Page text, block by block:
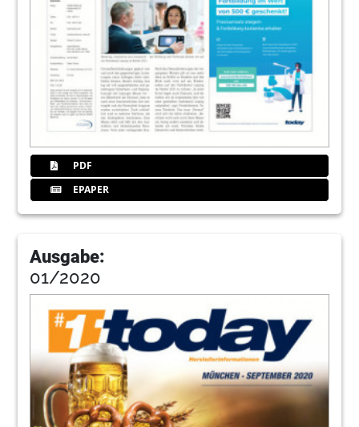
PDF
EPAPER
Ausgabe:
01/2020